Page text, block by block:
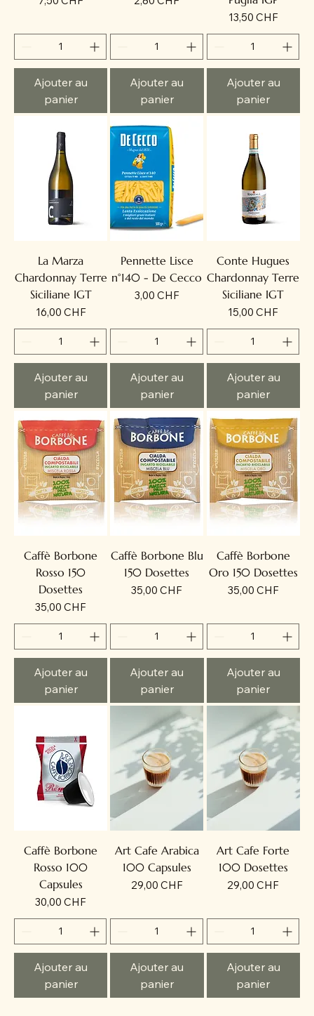
Ajouter au
panier
Ajouter au
panier
Prix
13,50 CHF
Ajouter au
panier
La Marza
Chardonnay Terre
Siciliane IGT
Prix
16,00 CHF
Ajouter au
panier
Pennette Lisce
n°140 - De Cecco
Prix
3,00 CHF
Ajouter au
panier
Conte Hugues
Chardonnay Terre
Siciliane IGT
Prix
15,00 CHF
Ajouter au
panier
Caffè Borbone
Rosso 150
Dosettes
Prix
35,00 CHF
Ajouter au
panier
Caffè Borbone Blu
150 Dosettes
Prix
35,00 CHF
Ajouter au
panier
Caffè Borbone
Oro 150 Dosettes
Prix
35,00 CHF
Ajouter au
panier
Caffè Borbone
Rosso 100
Capsules
Prix
30,00 CHF
Ajouter au
panier
Art Cafe Arabica
100 Capsules
Prix
29,00 CHF
Ajouter au
panier
Art Cafe Forte
100 Dosettes
Prix
29,00 CHF
Ajouter au
panier